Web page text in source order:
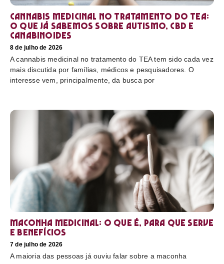
Cannabis medicinal no tratamento do TEA:
o que já sabemos sobre autismo, CBD e
canabinoides
8 de julho de 2026
A cannabis medicinal no tratamento do TEA tem sido cada vez
mais discutida por famílias, médicos e pesquisadores. O
interesse vem, principalmente, da busca por
Maconha medicinal: O que é, para que serve
e benefícios
7 de julho de 2026
A maioria das pessoas já ouviu falar sobre a maconha